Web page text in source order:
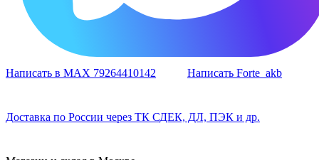
Написать в MAX 79264410142 Написать Forte_akb
Доставка по России через ТК СДЕК, ДЛ, ПЭК и др.